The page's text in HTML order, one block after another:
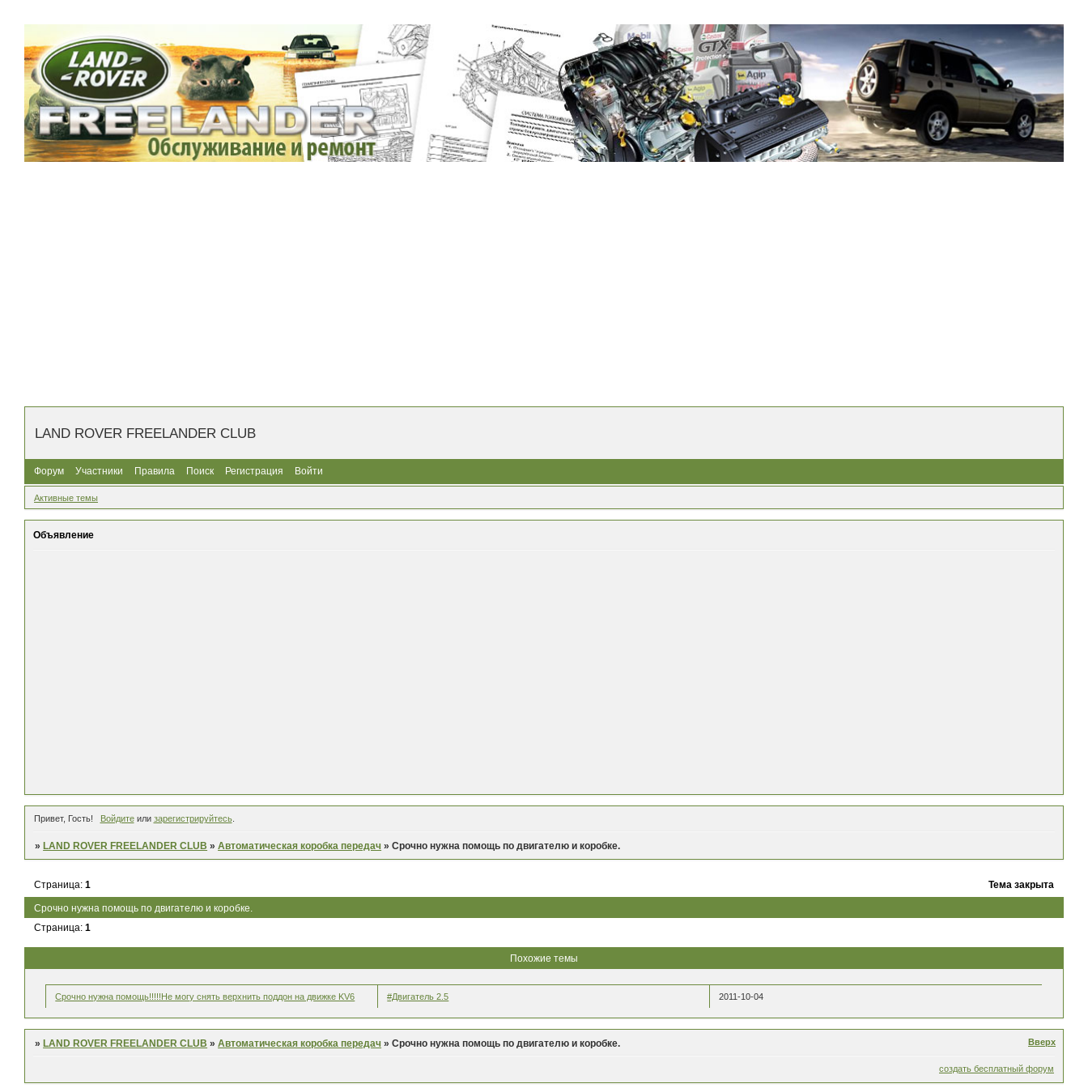
LAND ROVER FREELANDER CLUB
Форум Участники Правила Поиск Регистрация Войти
Активные темы
Объявление
Привет, Гость! Войдитеили зарегистрируйтесь.
»LAND ROVER FREELANDER CLUB »Автоматическая коробка передач »Срочно нужна помощь по двигателю и коробке.
Срочно нужна помощь по двигателю и коробке.
Страница:1 Тема закрыта
Страница:1
Похожие темы
Срочно нужна помощь!!!!!Не могу снять верхнить поддон на движке KV6 #Двигатель 2.5 2011-10-04
»LAND ROVER FREELANDER CLUB »Автоматическая коробка передач »Срочно нужна помощь по двигателю и коробке. Вверх
создать бесплатный форум